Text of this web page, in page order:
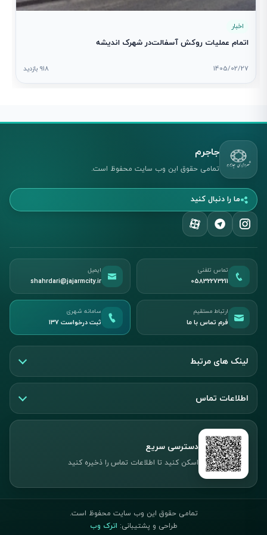
اخبار
اتمام عملیات روکش آسفالت‌در شهرک اندیشه
1405/02/27 918 بازدید
جاجرم
تمامی حقوق این وب سایت محفوظ است.
ما را دنبال کنید
تماس تلفنی
05832273211
ایمیل
shahrdari@jajarmcity.ir
ارتباط مستقیم
فرم تماس با ما
سامانه شهری
ثبت درخواست ۱۳۷
لینک های مرتبط
اطلاعات تماس
دسترسی سریع
اسکن کنید تا اطلاعات تماس را ذخیره کنید
تمامی حقوق این وب سایت محفوظ است.
طراحی و پشتیبانی: اترک وب